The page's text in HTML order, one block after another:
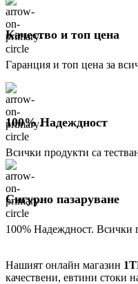
Качество и топ цена
Гаранция и топ цена за
100% Надеждност
Всички продукти са
Сигурно пазаруване
100% Надеждност. Всички
Нашият онлайн магазин
качествени, евтини стоки